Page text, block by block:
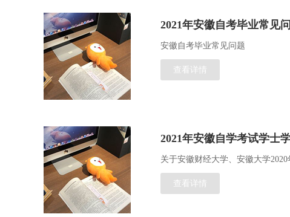
2021年安徽自考毕业常见
安徽自考毕业常见问题
查看详情
2021年安徽自学考试学士
关于安徽财经大学、安徽大学
查看详情